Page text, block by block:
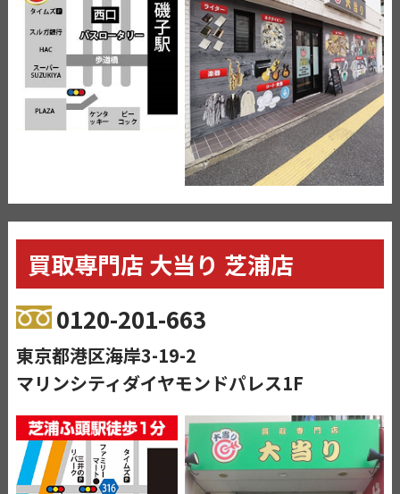
買取専門店 大当り 芝浦店
0120-201-663
東京都港区海岸3-19-2
マリンシティダイヤモンドパレス1F